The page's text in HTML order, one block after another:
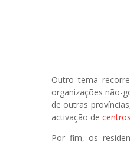
Outro tema
organizações não-
de outras
activação de
Por fim, os